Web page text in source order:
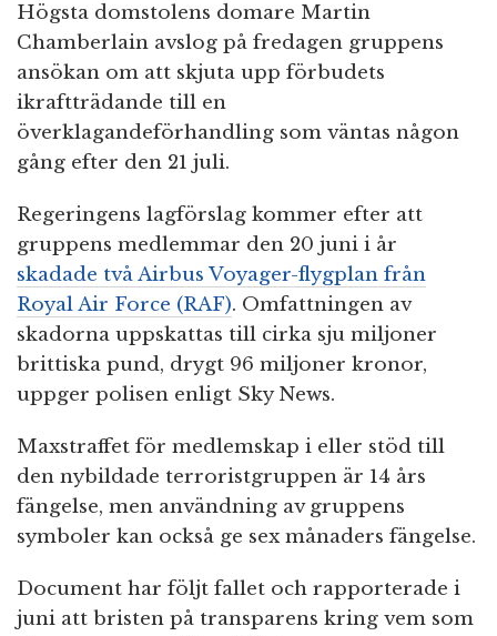
Högsta domstolens domare Martin
Chamberlain avslog på fredagen gruppens
ansökan om att skjuta upp förbudets
ikraftträdande till en
överklagandeförhandling som väntas någon
gång efter den 21 juli.
Regeringens lagförslag kommer efter att
gruppens medlemmar den 20 juni i år
skadade två Airbus Voyager-flygplan från
Royal Air Force (RAF). Omfattningen av
skadorna uppskattas till cirka sju miljoner
brittiska pund, drygt 96 miljoner kronor,
uppger polisen enligt Sky News.
Maxstraffet för medlemskap i eller stöd till
den nybildade terroristgruppen är 14 års
fängelse, men användning av gruppens
symboler kan också ge sex månaders fängelse.
Document har följt fallet och rapporterade i
juni att bristen på transparens kring vem som